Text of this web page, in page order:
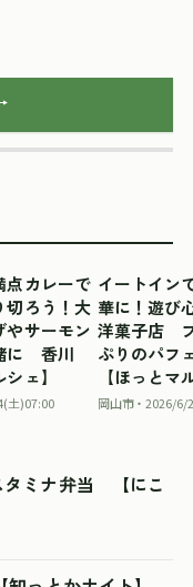
点カレーで
切ろう！大
やサーモン
に 香川
ェ】
土)07:00
イートイン
華に！遊び
洋菓子店
ぷりのパ
【ほっとマ
岡山市 ・ 2026/
タミナ弁当 【にこ